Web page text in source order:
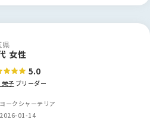
思っていた私にとって、鈴木さん
々を発掘できるこのサイトは、最
ない信念に触れ、この方からお迎
のように写真や動画を送ってく
まみ）と乙藤女（おとめ）の成長
ごせました。当日いただいた丁
さんにいただいたサインは一生
驚くほど賢く、トイレも完璧
ことが日々伝わってきます🐶💕
県
女性
5.0
子 ブリーダー
ヨークシャーテリア
2026-01-14